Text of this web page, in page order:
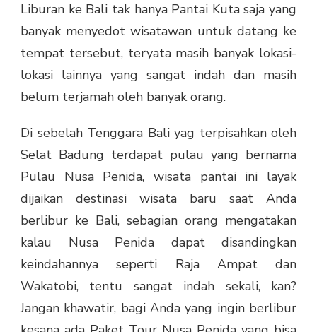
Liburan ke Bali tak hanya Pantai Kuta saja yang
banyak menyedot wisatawan untuk datang ke
tempat tersebut, teryata masih banyak lokasi-
lokasi lainnya yang sangat indah dan masih
belum terjamah oleh banyak orang.
Di sebelah Tenggara Bali yag terpisahkan oleh
Selat Badung terdapat pulau yang bernama
Pulau Nusa Penida, wisata pantai ini layak
dijaikan destinasi wisata baru saat Anda
berlibur ke Bali, sebagian orang mengatakan
kalau Nusa Penida dapat disandingkan
keindahannya seperti Raja Ampat dan
Wakatobi, tentu sangat indah sekali, kan?
Jangan khawatir, bagi Anda yang ingin berlibur